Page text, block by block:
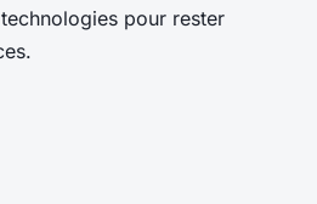
pour rester